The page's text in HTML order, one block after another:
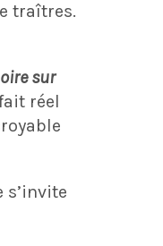
traîtres.
sur
réel
s’invite